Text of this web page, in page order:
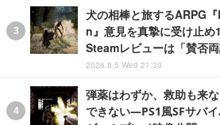
犬の相棒と旅するARPG
n』意見を真摯に受け止め
Steamレビューは「賛否両
2026.8.5 Wed 21:30
弾薬はわずか、救助も来
できない―PS1風SFサバイ